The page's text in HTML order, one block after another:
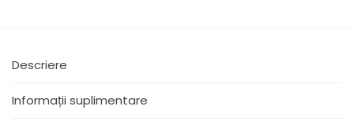
Descriere
Informații suplimentare